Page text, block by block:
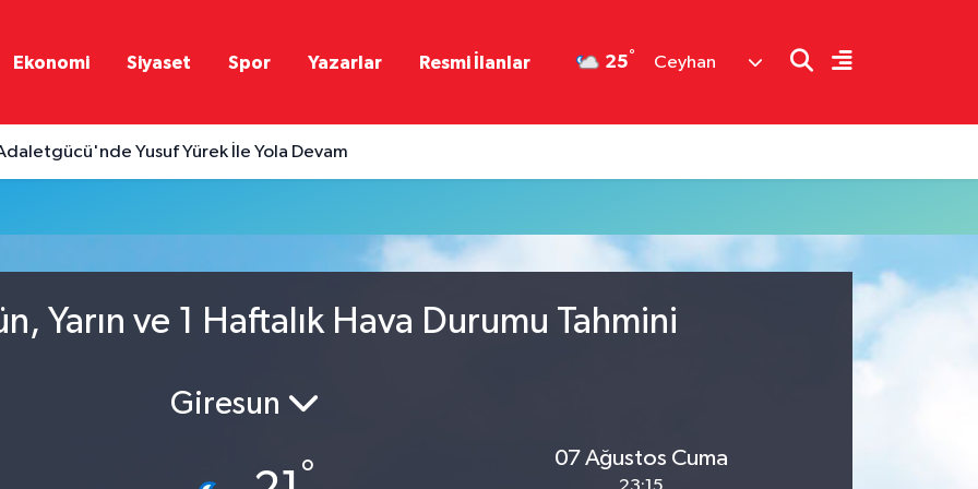
Ekonomi Siyaset Spor Yazarlar Resmi İlanlar 25° Ceyhan
Yusuf Yürek İle Yola Devam
Yarın ve 1 Haftalık Hava Durumu Tahmini
Giresun
°
07 Ağustos Cuma